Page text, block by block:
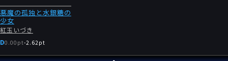
悪魔の孤独と水銀糖の
少女
紅玉いづき
D0.00pt-2.62pt